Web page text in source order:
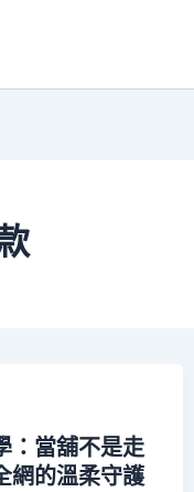
：當舖不是走
網的溫柔守護